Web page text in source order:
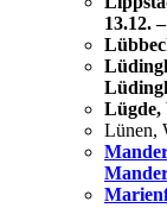
13.12.
Lügde,
Lünen,